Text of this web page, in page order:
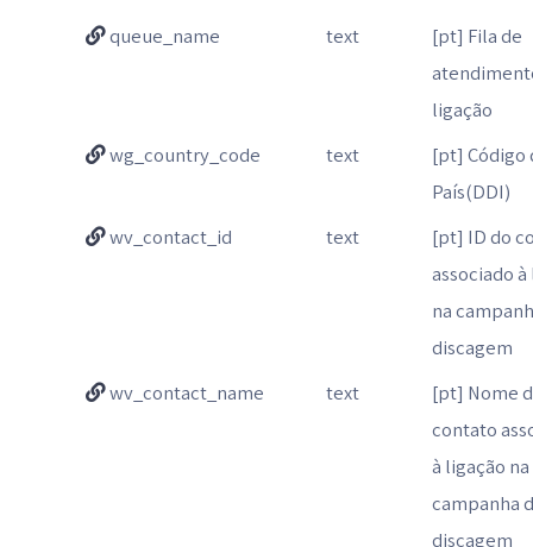
queue_name
text
[pt] Fila de
ligação
wg_country_code
text
[pt] Código
País(DDI)
wv_contact_id
text
[pt] ID do
associado
na
discagem
wv_contact_name
text
[pt] Nome
contato
à ligação na
campanha
discagem